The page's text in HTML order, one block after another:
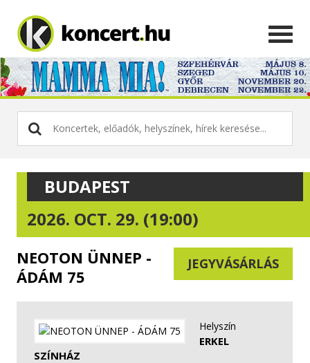
BUDAPEST
2026. OCT. 29. (19:00)
JEGYVÁSÁRLÁS
NEOTON ÜNNEP -
ÁDÁM 75
Helyszín
ERKEL
SZÍNHÁZ